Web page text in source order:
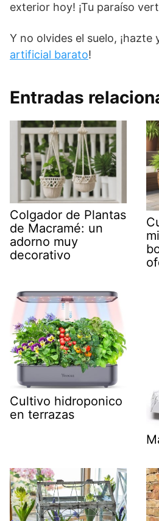
exterior hoy! ¡Tu paraíso
Y no olvides el suelo, ¡hazte
artificial barato!
Entradas
Colgador de Plantas
de Macramé: un
adorno muy
decorativo
Cultivo hidroponico
en terrazas